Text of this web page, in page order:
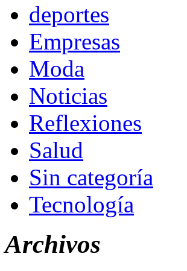
deportes
Empresas
Moda
Noticias
Reflexiones
Salud
Sin categoría
Tecnología
Archivos